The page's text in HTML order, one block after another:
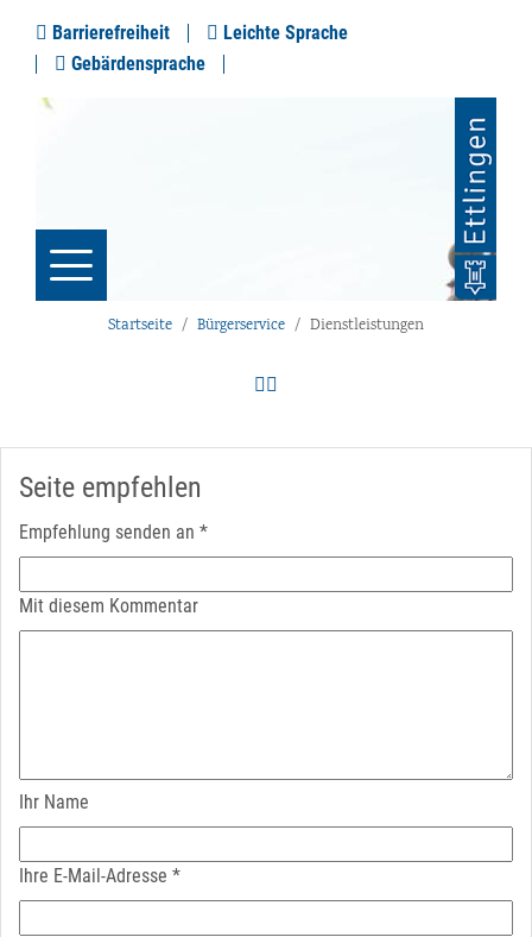
Barrierefreiheit
Leichte Sprache
Gebärdensprache
Startseite Bürgerservice Dienstleistungen
Seite empfehlen
Empfehlung senden an *
Mit diesem Kommentar
Ihr Name
Ihre E-Mail-Adresse *